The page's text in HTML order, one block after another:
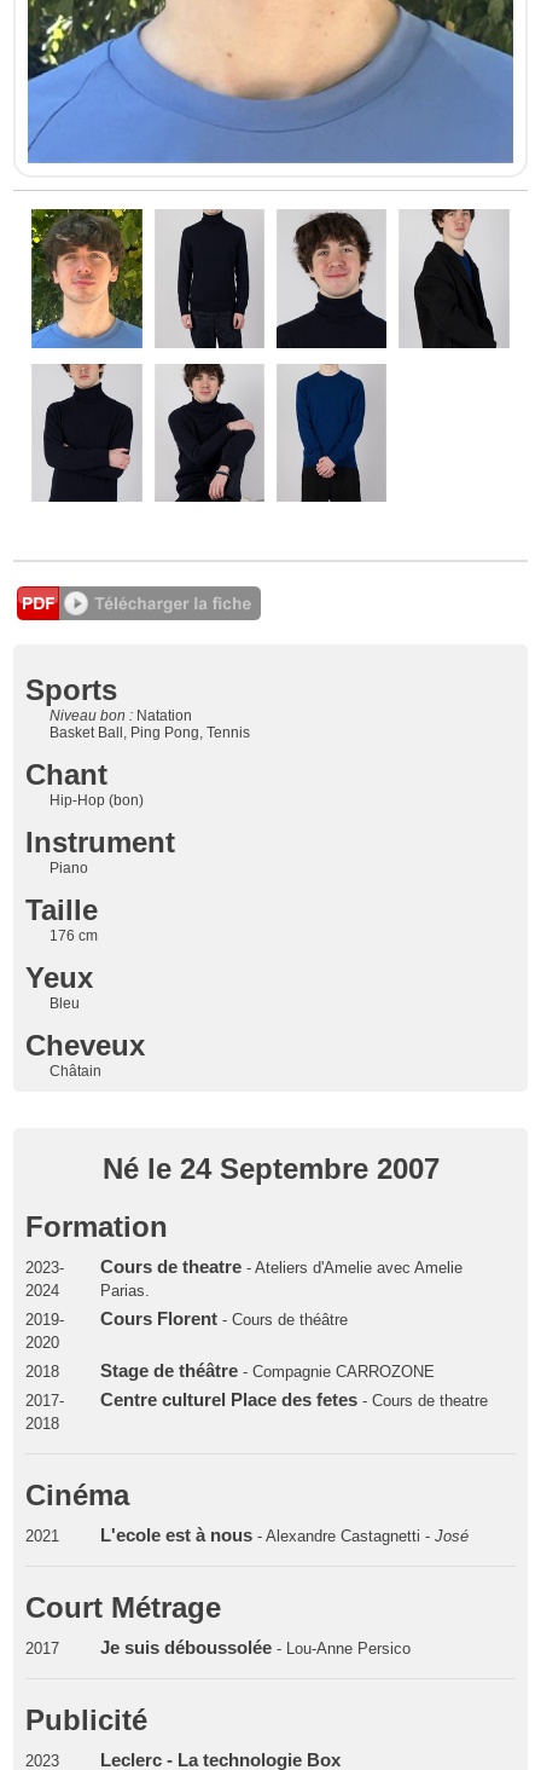
Sports
Niveau bon : Natation
Basket Ball, Ping Pong, Tennis
Chant
Hip-Hop (bon)
Instrument
Piano
Taille
176 cm
Yeux
Bleu
Cheveux
Châtain
Né le 24 Septembre 2007
Formation
2023-
2024
Cours de theatre- Ateliers d'Amelie avec Amelie
Parias.
2019-
2020
Cours Florent- Cours de théâtre
2018 Stage de théâtre- Compagnie CARROZONE
2017-
2018
Centre culturel Place des fetes- Cours de theatre
Cinéma
2021 L'ecole est à nous- Alexandre Castagnetti - José
Court Métrage
2017 Je suis déboussolée- Lou-Anne Persico
Publicité
2023 Leclerc - La technologie Box